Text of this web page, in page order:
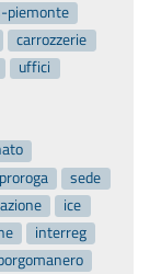
piemonte
carrozzerie
uffici
proroga
sede
ice
interreg